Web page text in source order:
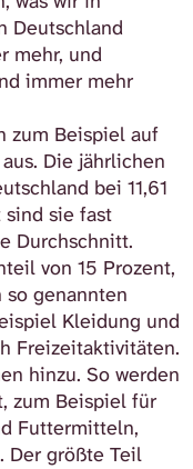
Deutschland
mehr, und
immer mehr
zum Beispiel auf
Die jährlichen
bei 11,61
sie fast
Durchschnitt.
von 15 Prozent,
genannten
Kleidung und
Freizeitaktivitäten.
hinzu. So werden
zum Beispiel für
Futtermitteln,
Der größte Teil